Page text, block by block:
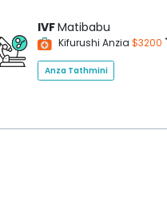
IVFMatibabu
Kifurushi Anzia $3200 *
Anza Tathmini